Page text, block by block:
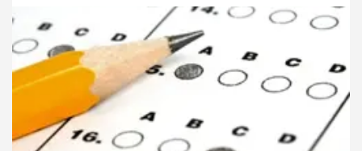
öğrencinin merak ettiği LGS puan hesaplama 2026
detayları, LGS soru kitapçığı ve cevap anahtarı hakkında
son gelişmeler…
15.06.2026 Gündem